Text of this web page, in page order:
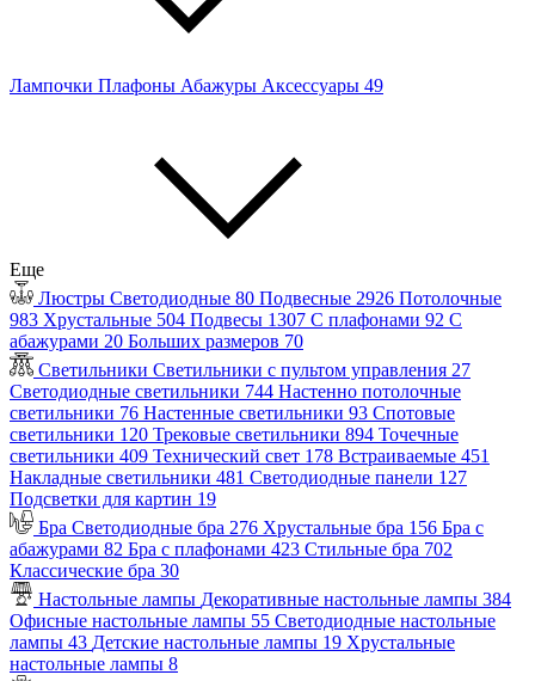
Лампочки Плафоны Абажуры Аксессуары 49
Еще
Люстры Светодиодные 80 Подвесные 2926 Потолочные
983 Хрустальные 504 Подвесы 1307 С плафонами 92 С
абажурами 20 Больших размеров 70
Светильники Светильники с пультом управления 27
Светодиодные светильники 744 Настенно потолочные
светильники 76 Настенные светильники 93 Спотовые
светильники 120 Трековые светильники 894 Точечные
светильники 409 Технический свет 178 Встраиваемые 451
Накладные светильники 481 Светодиодные панели 127
Подсветки для картин 19
Бра Светодиодные бра 276 Хрустальные бра 156 Бра с
абажурами 82 Бра с плафонами 423 Стильные бра 702
Классические бра 30
Настольные лампы Декоративные настольные лампы 384
Офисные настольные лампы 55 Светодиодные настольные
лампы 43 Детские настольные лампы 19 Хрустальные
настольные лампы 8